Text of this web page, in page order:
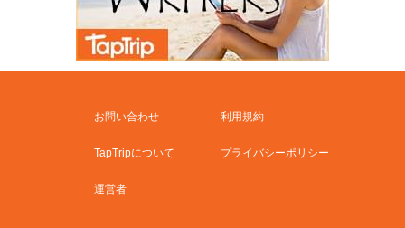
お問い合わせ 利用規約
TapTripについて プライバシーポリシー
運営者